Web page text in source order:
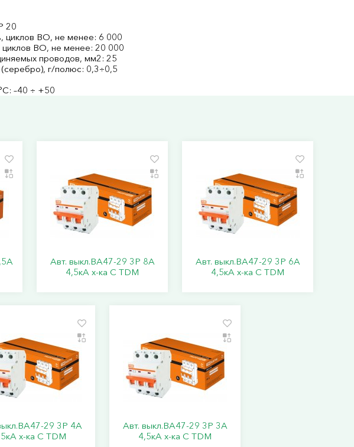
20
циклов В­О, не менее: 6 000
циклов В­О, не менее: 20 000
проводов, мм2: 25
г/полюс: 0,3÷0,5
–40 ÷ +50
Авт. выкл.ВА47-29 3Р 8А
4,5кА х-ка С TDM
Авт. выкл.ВА47-29 3Р 6А
4,5кА х-ка С TDM
29 3Р 4А
х-ка С TDM
Авт. выкл.ВА47-29 3Р 3А
4,5кА х-ка С TDM